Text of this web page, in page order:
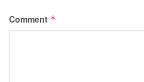
Comment *